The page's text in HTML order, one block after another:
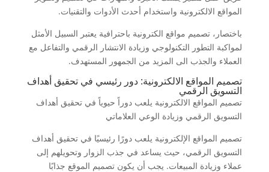
المواقع الالكترونية واستخدام أحدث الأدوات والتقنيات.
باختصار، تصميم مواقع الكترونية باحترافية يعتبر السبيل الأمثل
لمواكبة التطور التكنولوجي وزيادة الانتشار الرقمي والتفاعل مع
العملاء والجذب الى المزيد من الجمهور المستهدف.
تصميم المواقع الالكترونية: دور رئيسي في تحقيق أهداف
التسويق الرقمي
تصميم المواقع الالكترونية يلعب دوراً حيوياً في تحقيق أهداف
التسويق الرقمي وزيادة الوعي العلاماتي
تصميم المواقع الإلكترونية يلعب دورًا رئيسيًا في تحقيق أهداف
التسويق الرقمي، حيث يساعد في جذب الزوار وتحويلهم إلى
عملاء وزيادة المبيعات. يجب أن يكون تصميم الموقع جذابًا